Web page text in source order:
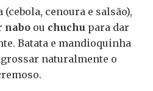
cenoura e salsão),
nabo ou chuchu para dar
Batata e mandioquinha
naturalmente o